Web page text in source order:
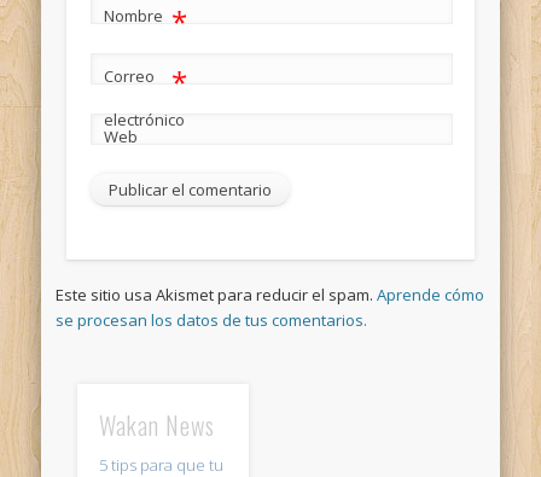
Nombre *
Correo
electrónico
*
Web
Este sitio usa Akismet para reducir el spam.Aprende cómo
se procesan los datos de tus comentarios.
Wakan News
5 tips para que tu